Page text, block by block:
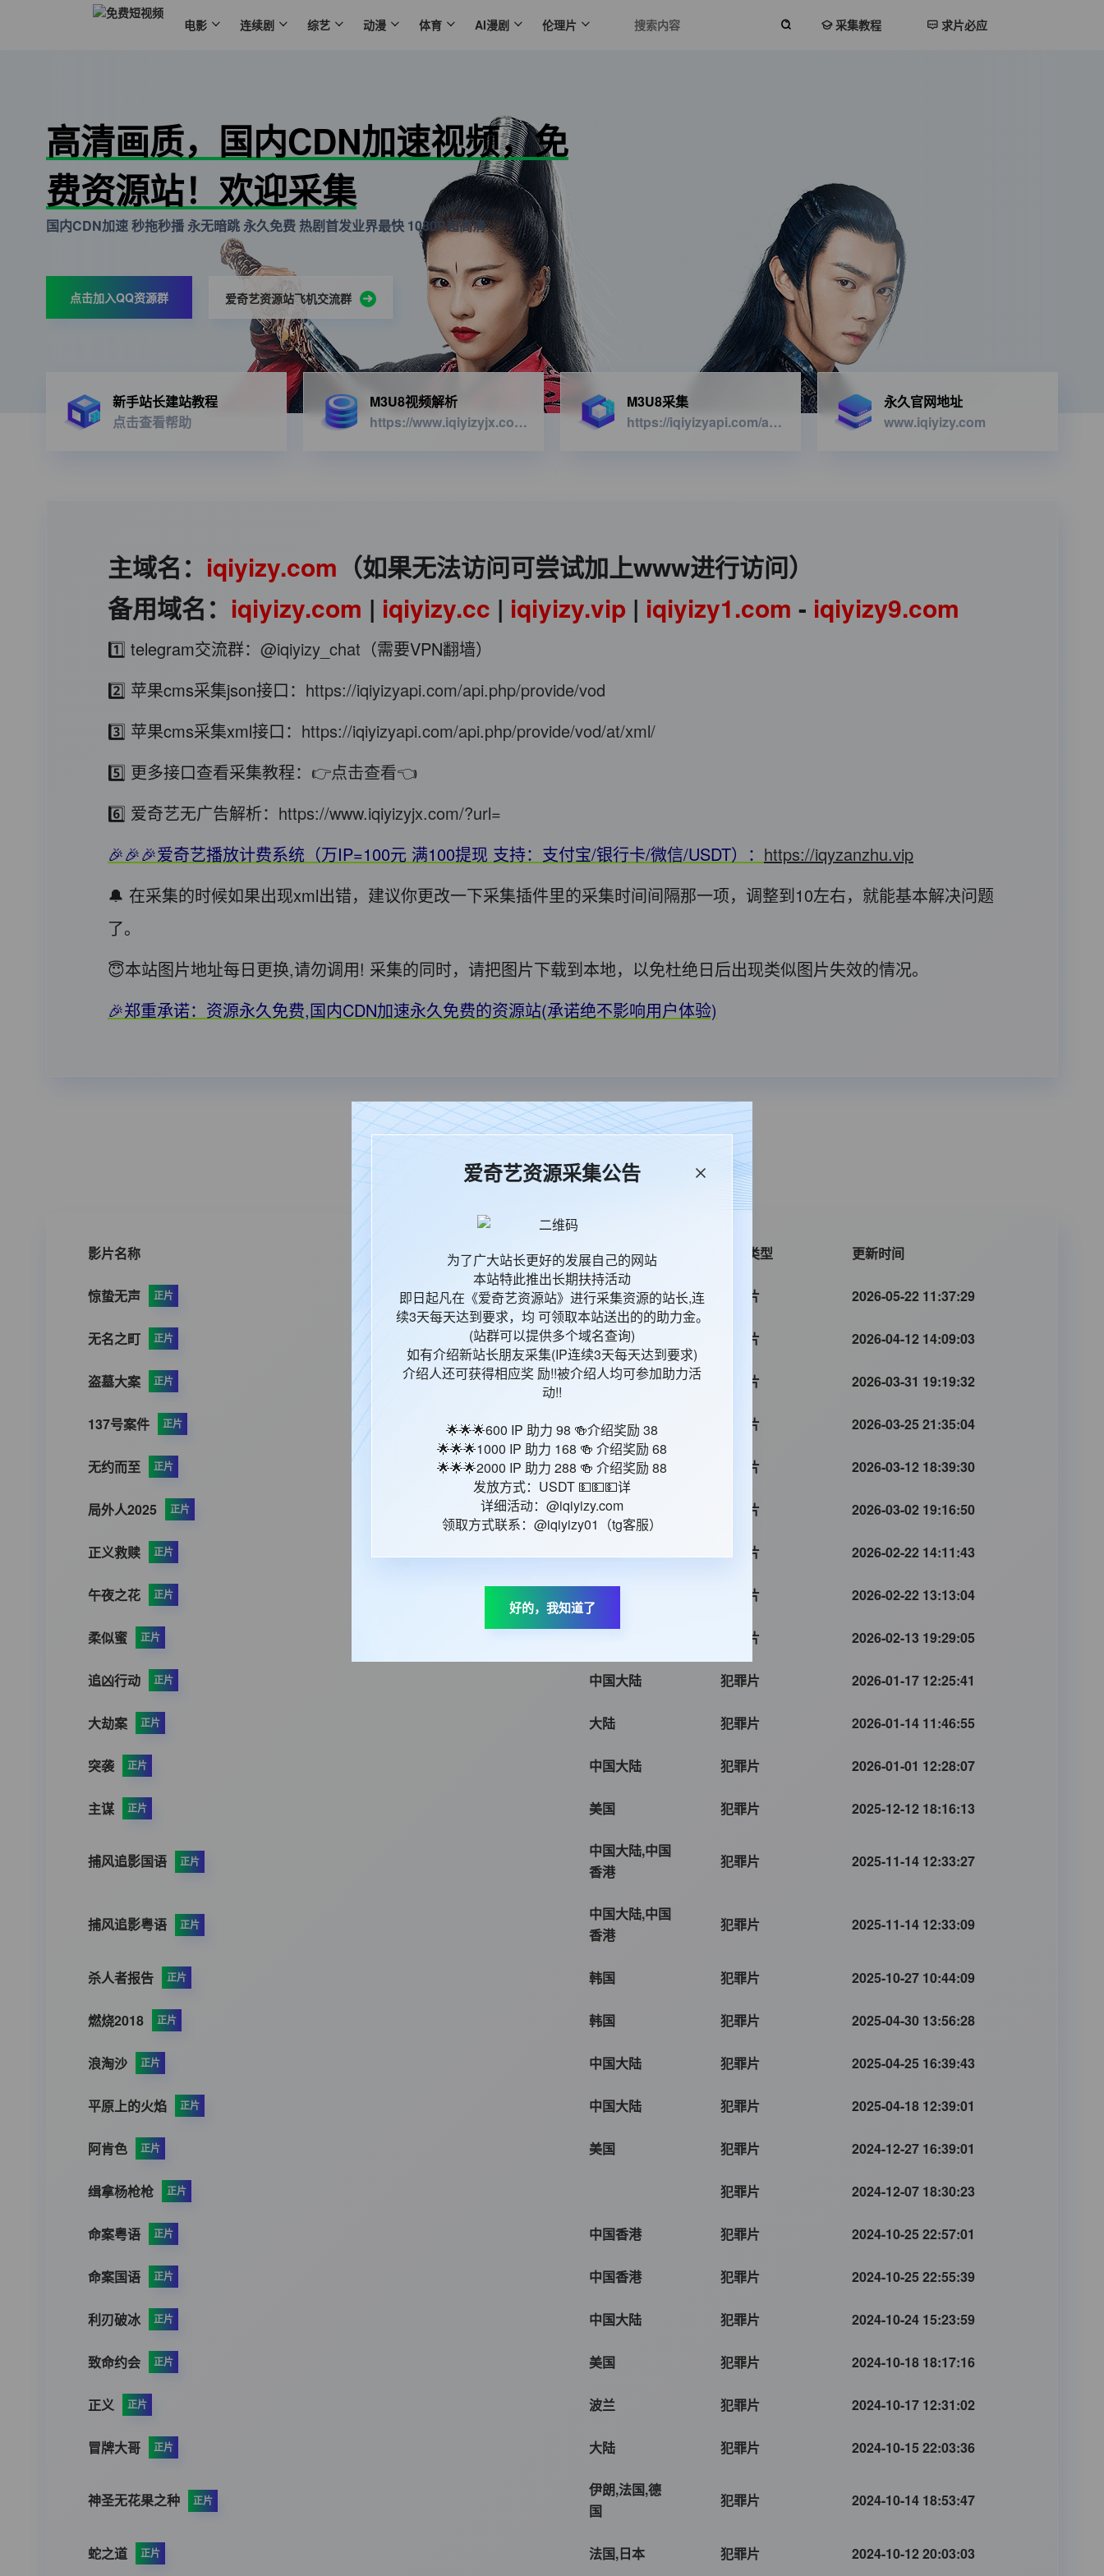
电影 连续剧 综艺 动漫 体育 AI漫剧 伦理片 采集教程 求片必应
高清画质，国内CDN加速视频，免
费资源站！欢迎采集
国内CDN加速 秒拖秒播 永无暗跳 永久免费 热剧首发业界最快 1080P超高清
点击加入QQ资源群 爱奇艺资源站飞机交流群
新手站长建站教程
点击查看帮助
M3U8视频解析
https://www.iqiyizyjx.com/?url=
M3U8采集
https://iqiyizyapi.com/api.php/provide/vod/from/snm3u8/at/xml
永久官网地址
www.iqiyizy.com
主域名： iqiyizy.com （如果无法访问可尝试加上www进行访问）
备用域名： iqiyizy.com | iqiyizy.cc | iqiyizy.vip | iqiyizy1.com - iqiyizy9.com
1️⃣ telegram交流群： @iqiyizy_chat （需要VPN翻墙）
2️⃣ 苹果cms采集json接口： https://iqiyizyapi.com/api.php/provide/vod
3️⃣ 苹果cms采集xml接口： https://iqiyizyapi.com/api.php/provide/vod/at/xml/
5️⃣ 更多接口查看采集教程： 👉点击查看👈
6️⃣ 爱奇艺无广告解析： https://www.iqiyizyjx.com/?url=
🎉🎉🎉爱奇艺播放计费系统（万IP=100元 满100提现 支持：支付宝/银行卡/微信/USDT）： https://iqyzanzhu.vip
🔔 在采集的时候如果出现xml出错，建议你更改一下采集插件里的采集时间间隔那一项，调整到10左右，就能基本解决问题
了。
😇本站图片地址每日更换,请勿调用! 采集的同时，请把图片下载到本地，以免杜绝日后出现类似图片失效的情况。
🎉郑重承诺：资源永久免费,国内CDN加速永久免费的资源站(承诺绝不影响用户体验)
本站统计 65636 今日更新
影片名称 影片地区 影片类型 更新时间
惊蛰无声 正片 中国大陆 犯罪片 2026-05-22 11:37:29
无名之町 正片 日本 犯罪片 2026-04-12 14:09:03
盗墓大案 正片 中国大陆 犯罪片 2026-03-31 19:19:32
137号案件 正片 法国 犯罪片 2026-03-25 21:35:04
无约而至 正片 中国大陆 犯罪片 2026-03-12 18:39:30
局外人2025 正片 法国 犯罪片 2026-03-02 19:16:50
正义救赎 正片 犯罪片 2026-02-22 14:11:43
午夜之花 正片 犯罪片 2026-02-22 13:13:04
柔似蜜 正片 犯罪片 2026-02-13 19:29:05
追凶行动 正片 中国大陆 犯罪片 2026-01-17 12:25:41
大劫案 正片 大陆 犯罪片 2026-01-14 11:46:55
突袭 正片 中国大陆 犯罪片 2026-01-01 12:28:07
主谋 正片 美国 犯罪片 2025-12-12 18:16:13
捕风追影国语 正片
中国大陆,中国
香港
犯罪片 2025-11-14 12:33:27
捕风追影粤语 正片
中国大陆,中国
香港
犯罪片 2025-11-14 12:33:09
杀人者报告 正片 韩国 犯罪片 2025-10-27 10:44:09
燃烧2018 正片 韩国 犯罪片 2025-04-30 13:56:28
浪淘沙 正片 中国大陆 犯罪片 2025-04-25 16:39:43
平原上的火焰 正片 中国大陆 犯罪片 2025-04-18 12:39:01
阿肯色 正片 美国 犯罪片 2024-12-27 16:39:01
缉拿杨枪枪 正片 犯罪片 2024-12-07 18:30:23
命案粤语 正片 中国香港 犯罪片 2024-10-25 22:57:01
命案国语 正片 中国香港 犯罪片 2024-10-25 22:55:39
利刃破冰 正片 中国大陆 犯罪片 2024-10-24 15:23:59
致命约会 正片 美国 犯罪片 2024-10-18 18:17:16
正义 正片 波兰 犯罪片 2024-10-17 12:31:02
冒牌大哥 正片 大陆 犯罪片 2024-10-15 22:03:36
神圣无花果之种 正片
伊朗,法国,德
国
犯罪片 2024-10-14 18:53:47
蛇之道 正片 法国,日本 犯罪片 2024-10-12 20:03:03
爱奇艺资源采集公告
为了广大站长更好的发展自己的网站
本站特此推出长期扶持活动
即日起凡在《爱奇艺资源站》进行采集资源的站长,连
续3天每天达到要求，均 可领取本站送出的的助力金。
(站群可以提供多个域名查询)
如有介绍新站长朋友采集(IP连续3天每天达到要求)
介绍人还可获得相应奖 励!!被介绍人均可参加助力活
动!!
🌟🌟🌟600 IP 助力 98 🍻介绍奖励 38
🌟🌟🌟1000 IP 助力 168 🍻 介绍奖励 68
🌟🌟🌟2000 IP 助力 288 🍻 介绍奖励 88
发放方式：USDT 💵💵💵详
详细活动：@iqiyizy.com
领取方式联系：@iqiyizy01（tg客服）
好的，我知道了